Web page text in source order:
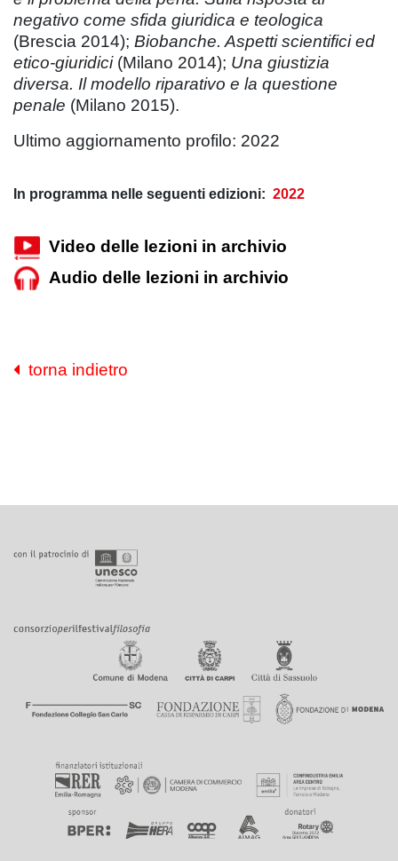
negativo come sfida giuridica e teologica
(Brescia 2014); Biobanche. Aspetti scientifici ed
etico-giuridici (Milano 2014); Una giustizia
diversa. Il modello riparativo e la questione
penale (Milano 2015).
Ultimo aggiornamento profilo: 2022
In programma nelle seguenti edizioni: 2022
Video delle lezioni in archivio
Audio delle lezioni in archivio
torna indietro